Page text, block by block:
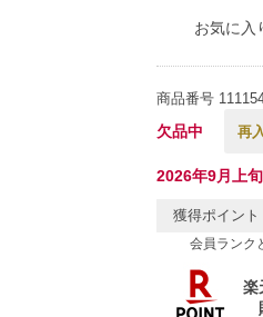
お気に入
商品番号
欠品中 再
2026年9月上
獲得ポイント
会員ランク